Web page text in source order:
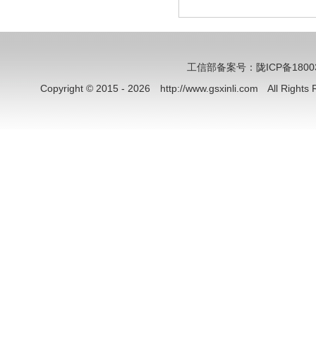
工信部备案号：陇ICP备
Copyright © 2015 - 2026 http://www.gsxinli.com All Rights